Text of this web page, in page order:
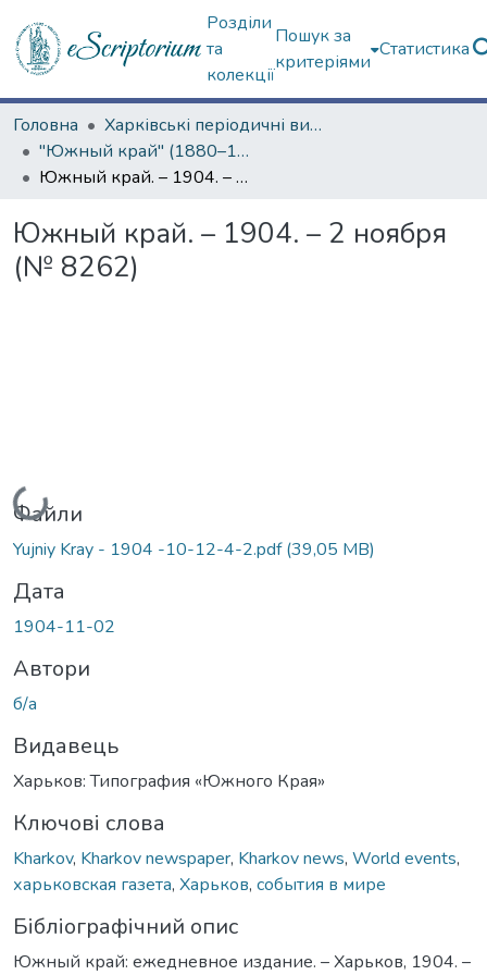
Розділи
та
колекції
Пошук за
критеріями
Статистика
Головна
Харківські періодичні видання
"Южный край" (1880–1919 гг.)
Южный край. – 1904. – 2 ноября (№ 8262)
Южный край. – 1904. – 2 ноября
(№ 8262)
Вантажиться...
Файли
Yujniy Kray - 1904 -10-12-4-2.pdf(39,05 MB)
Дата
1904-11-02
Автори
б/а
Видавець
Харьков: Типография «Южного Края»
Ключові слова
Kharkov, Kharkov newspaper, Kharkov news, World events,
харьковская газета, Харьков, события в мире
Бібліографічний опис
Южный край: ежедневное издание. – Харьков, 1904. –